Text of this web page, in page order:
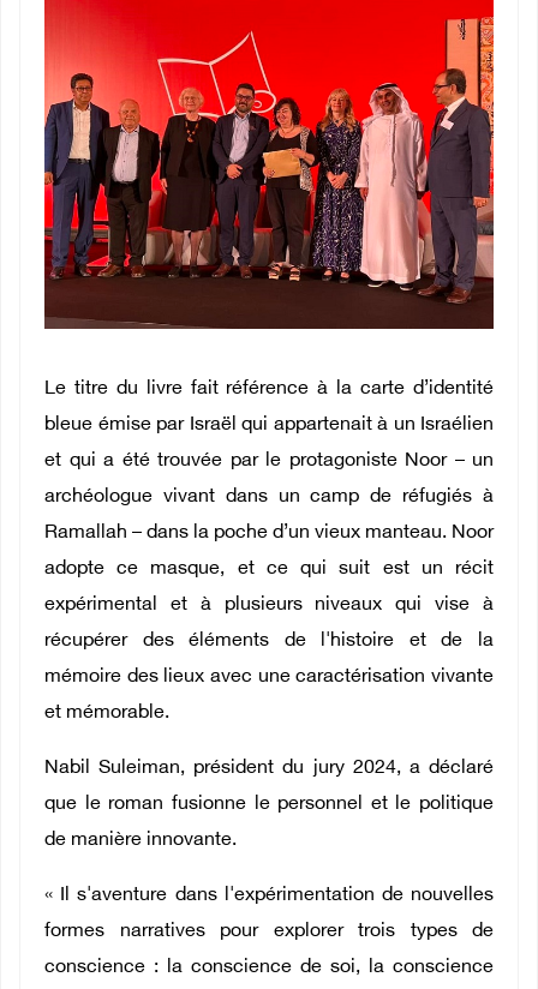
Le titre du livre fait référence à la carte d’identité
bleue émise par Israël qui appartenait à un Israélien
et qui a été trouvée par le protagoniste Noor – un
archéologue vivant dans un camp de réfugiés à
Ramallah – dans la poche d’un vieux manteau. Noor
adopte ce masque, et ce qui suit est un récit
expérimental et à plusieurs niveaux qui vise à
récupérer des éléments de l'histoire et de la
mémoire des lieux avec une caractérisation vivante
et mémorable.
Nabil Suleiman, président du jury 2024, a déclaré
que le roman fusionne le personnel et le politique
de manière innovante.
« Il s'aventure dans l'expérimentation de nouvelles
formes narratives pour explorer trois types de
conscience : la conscience de soi, la conscience